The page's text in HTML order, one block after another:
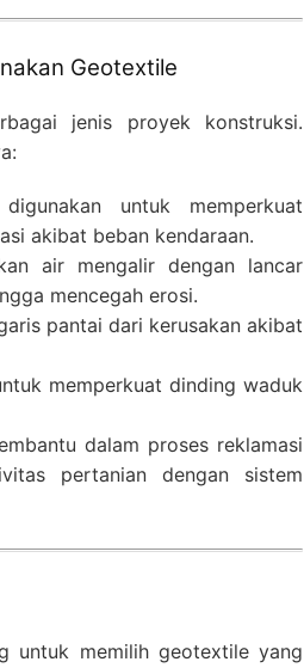
Geotextile
jenis proyek konstruksi.
untuk memperkuat
akibat beban kendaraan.
air mengalir dengan lancar
mencegah erosi.
pantai dari kerusakan akibat
memperkuat dinding waduk
dalam proses reklamasi
pertanian dengan sistem
untuk memilih geotextile yang